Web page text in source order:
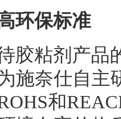
环保标准
胶粘剂产品
施奈仕自主
和